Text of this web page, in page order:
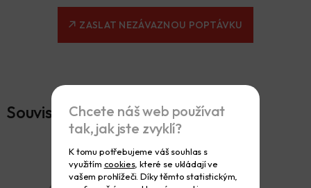
ZASLAT NEZÁVAZNOU POPTÁVKU
Související produkty
Chcete náš web používat
tak, jak jste zvyklí?
K tomu potřebujeme váš souhlas s
využitím cookies, které se ukládají ve
vašem prohlížeči. Díky těmto statistickým,